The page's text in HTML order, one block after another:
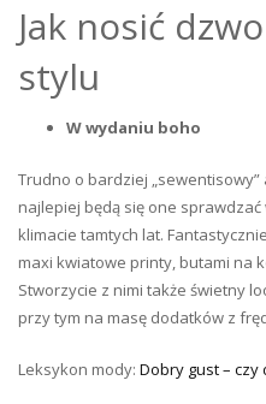
Jak nosić
stylu
W wydaniu boho
Trudno o bardziej „sewentisowy”
najlepiej będą się one
klimacie tamtych lat.
maxi kwiatowe printy, butami na
Stworzycie z nimi także świetny
przy tym na masę dodatków z
Leksykon mody: Dobry gust – czy